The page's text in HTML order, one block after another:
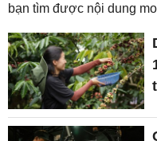
bạn tìm được nội dung